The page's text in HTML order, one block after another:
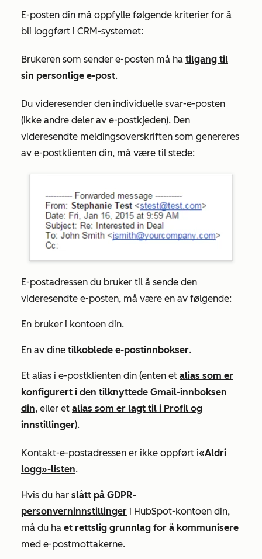
E-posten din må oppfylle følgende kriterier for å
bli loggført i CRM-systemet:
Brukeren som sender e-posten må ha tilgang til
sin personlige e-post.
Du videresender den individuelle svar-e-posten
(ikke andre deler av e-postkjeden). Den
videresendte meldingsoverskriften som genereres
av e-postklienten din, må være til stede:
E-postadressen du bruker til å sende den
videresendte e-posten, må være en av følgende:
En bruker i kontoen din.
En av dine tilkoblede e-postinnbokser.
Et alias i e-postklienten din (enten et alias som er
konfigurert i den tilknyttede Gmail-innboksen
din, eller et alias som er lagt til i Profil og
innstillinger).
Kontakt-e-postadressen er ikke oppført i«Aldri
logg»-listen.
Hvis du har slått på GDPR-
personverninnstillinger i HubSpot-kontoen din,
må du ha et rettslig grunnlag for å kommunisere
med e-postmottakerne.